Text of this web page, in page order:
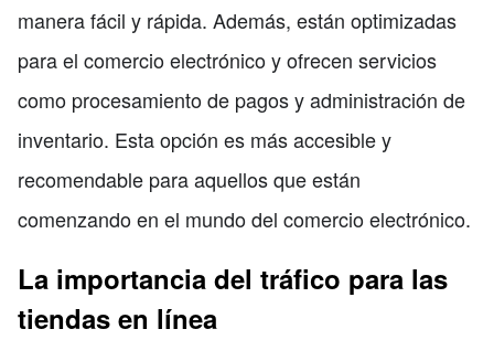
manera fácil y rápida. Además, están optimizadas
para el comercio electrónico y ofrecen servicios
como procesamiento de pagos y administración de
inventario. Esta opción es más accesible y
recomendable para aquellos que están
comenzando en el mundo del comercio electrónico.
La importancia del tráfico para las
tiendas en línea